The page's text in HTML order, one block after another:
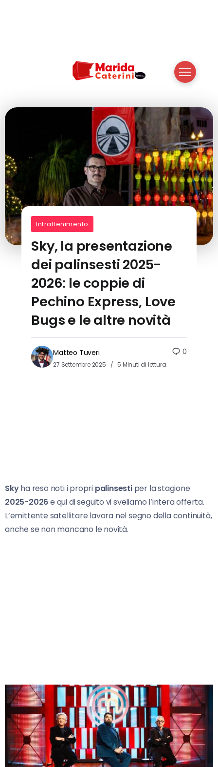
Intrattenimento
Sky, la presentazione
dei palinsesti 2025-
2026: le coppie di
Pechino Express, Love
Bugs e le altre novità
Matteo Tuveri
27 Settembre 2025 5 Minuti di lettura
0
Skyha reso noti i propri palinsestiper la stagione
2025-2026e qui di seguito vi sveliamo l’intera offerta.
L’emittente satellitare lavora nel segno della continuità,
anche se non mancano le novità.